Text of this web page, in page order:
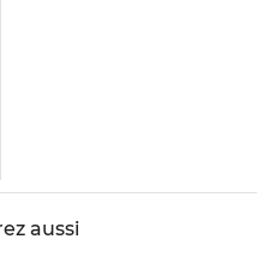
aussi